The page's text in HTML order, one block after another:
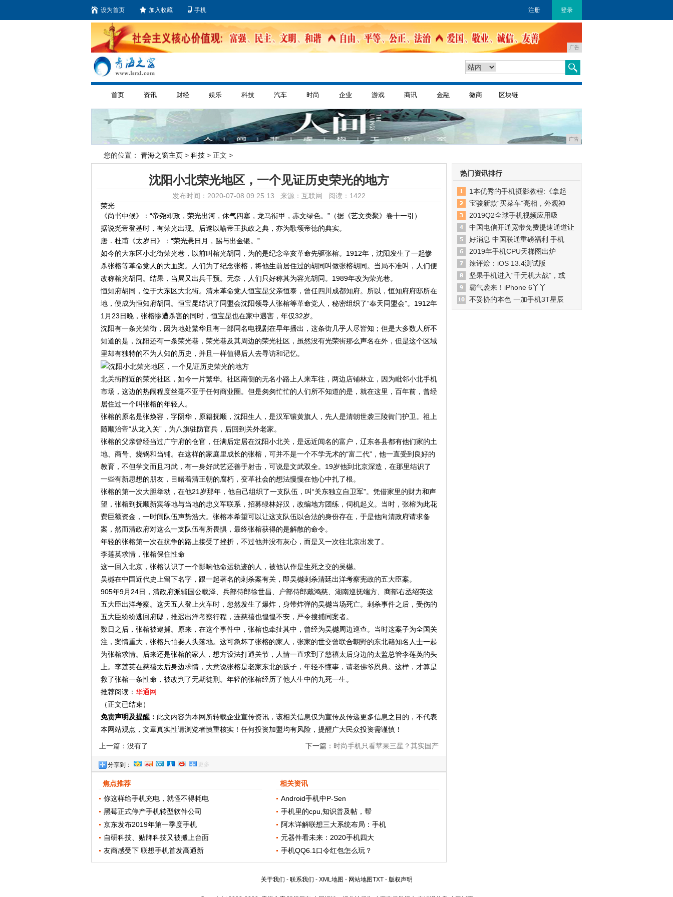
设为首页 加入收藏 手机 注册 登录
广告
首页 资讯 财经 娱乐 科技 汽车 时尚 企业 游戏 商讯 金融 微商 区块链
广告
您的位置： 青海之窗主页 > 科技 > 正文 >
沈阳小北荣光地区，一个见证历史荣光的地方
发布时间：2020-07-08 09:25:13 来源：互联网 阅读：1422
荣光
《尚书中候》：“帝尧即政，荣光出河，休气四塞，龙马衔甲，赤文绿色。”（据《艺文类聚》卷十一引）
据说尧帝登基时，有荣光出现。后遂以喻帝王执政之典，亦为歌颂帝德的典实。
唐．杜甫《太岁日》：“荣光悬日月，赐与出金银。”
如今的大东区小北街荣光巷，以前叫榕光胡同，为的是纪念辛亥革命先驱张榕。1912年，沈阳发生了一起惨
杀张榕等革命党人的大血案。人们为了纪念张榕，将他生前居住过的胡同叫做张榕胡同。当局不准叫，人们便
改称榕光胡同。结果，当局又出兵干预。无奈，人们只好称其为容光胡同。1989年改为荣光巷。
恒知府胡同，位于大东区大北街。清末革命党人恒宝昆父亲恒泰，曾任四川成都知府。所以，恒知府府邸所在
地，便成为恒知府胡同。恒宝昆结识了同盟会沈阳领导人张榕等革命党人，秘密组织了“奉天同盟会”。1912年
1月23日晚，张榕惨遭杀害的同时，恒宝昆也在家中遇害，年仅32岁。
沈阳有一条光荣街，因为地处繁华且有一部同名电视剧在早年播出，这条街几乎人尽皆知；但是大多数人所不
知道的是，沈阳还有一条荣光巷，荣光巷及其周边的荣光社区，虽然没有光荣街那么声名在外，但是这个区域
里却有独特的不为人知的历史，并且一样值得后人去寻访和记忆。
北关街附近的荣光社区，如今一片繁华。社区南侧的无名小路上人来车往，两边店铺林立，因为毗邻小北手机
市场，这边的热闹程度丝毫不亚于任何商业圈。但是匆匆忙忙的人们所不知道的是，就在这里，百年前，曾经
居住过一个叫张榕的年轻人。
张榕的原名是张焕容，字阴华，原籍抚顺，沈阳生人，是汉军镶黄旗人，先人是清朝世袭三陵衙门护卫。祖上
随顺治帝“从龙入关”，为八旗驻防官兵，后回到关外老家。
张榕的父亲曾经当过广宁府的仓官，任满后定居在沈阳小北关，是远近闻名的富户，辽东各县都有他们家的土
地、商号、烧锅和当铺。在这样的家庭里成长的张榕，可并不是一个不学无术的“富二代”，他一直受到良好的
教育，不但学文而且习武，有一身好武艺还善于射击，可说是文武双全。19岁他到北京深造，在那里结识了
一些有新思想的朋友，目睹着清王朝的腐朽，变革社会的想法慢慢在他心中扎了根。
张榕的第一次大胆举动，在他21岁那年，他自己组织了一支队伍，叫“关东独立自卫军”。凭借家里的财力和声
望，张榕到抚顺新宾等地与当地的忠义军联系，招募绿林好汉，改编地方团练，伺机起义。当时，张榕为此花
费巨额资金，一时间队伍声势浩大。张榕本希望可以让这支队伍以合法的身份存在，于是他向清政府请求备
案，然而清政府对这么一支队伍有所畏惧，最终张榕获得的是解散的命令。
年轻的张榕第一次在抗争的路上接受了挫折，不过他并没有灰心，而是又一次往北京出发了。
李莲英求情，张榕保住性命
这一回入北京，张榕认识了一个影响他命运轨迹的人，被他认作是生死之交的吴樾。
吴樾在中国近代史上留下名字，跟一起著名的刺杀案有关，即吴樾刺杀清廷出洋考察宪政的五大臣案。
905年9月24日，清政府派辅国公载泽、兵部侍郎徐世昌、户部侍郎戴鸿慈、湖南巡抚端方、商部右丞绍英这
五大臣出洋考察。这天五人登上火车时，忽然发生了爆炸，身带炸弹的吴樾当场死亡。刺杀事件之后，受伤的
五大臣纷纷逃回府邸，推迟出洋考察行程，连慈禧也惶惶不安，严令搜捕同案者。
数日之后，张榕被逮捕。原来，在这个事件中，张榕也牵扯其中，曾经为吴樾周边巡查。当时这案子为全国关
注，案情重大，张榕只怕要人头落地。这可急坏了张榕的家人，张家的世交曾联合朝野的东北籍知名人士一起
为张榕求情。后来还是张榕的家人，想方设法打通关节，人情一直求到了慈禧太后身边的太监总管李莲英的头
上。李莲英在慈禧太后身边求情，大意说张榕是老家东北的孩子，年轻不懂事，请老佛爷恩典。这样，才算是
救了张榕一条性命，被改判了无期徒刑。年轻的张榕经历了他人生中的九死一生。
推荐阅读： 华通网
（正文已结束）
免责声明及提醒： 此文内容为本网所转载企业宣传资讯，该相关信息仅为宣传及传递更多信息之目的，不代表
本网站观点，文章真实性请浏览者慎重核实！任何投资加盟均有风险，提醒广大民众投资需谨慎！
上一篇：没有了 下一篇： 时尚手机只看苹果三星？其实国产
分享到： 更多
焦点推荐
你这样给手机充电，就怪不得耗电
黑莓正式停产手机转型软件公司
京东发布2019年第一季度手机
自研科技、贴牌科技又被搬上台面
友商感受下 联想手机首发高通新
相关资讯
Android手机中P-Sen
手机里的cpu,知识普及帖，帮
阿木详解联想三大系统布局：手机
元器件看未来：2020手机四大
手机QQ6.1口令红包怎么玩？
热门资讯排行
1本优秀的手机摄影教程:《拿起
宝骏新款“买菜车”亮相，外观神
2019Q2全球手机视频应用吸
中国电信开通宽带免费提速通道让
好消息 中国联通重磅福利 手机
2019年手机CPU天梯图出炉
辣评烩：iOS 13.4测试版
坚果手机进入“千元机大战”，或
霸气袭来！iPhone 6丫丫
不妥协的本色 一加手机3T星辰
关于我们 - 联系我们 - XML地图 - 网站地图TXT- 版权声明